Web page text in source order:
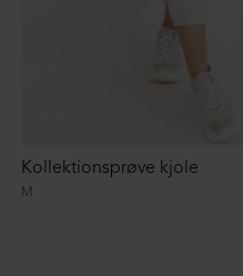
M
Kollektionsprøve kjole